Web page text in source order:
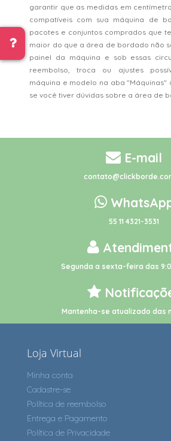
garantir que as medidas em
compatíveis com sua máquina de
pacotes e conjuntos comprados que
maior do que a área de bordado não
painel da máquina e sob essas
reembolso, troca ou ajustes
máquina e modelo na aba "Máquinas"
se você tiver dúvidas sobre a área de
E-mail
55 11 4321-3531
Segunda a sexta-feira das
Mantenha-se atualizado das
Loja Virtual
Minha conta
Cadastre-se
Política de reembolso
Entrega e Pagamento
Política de Privacidade